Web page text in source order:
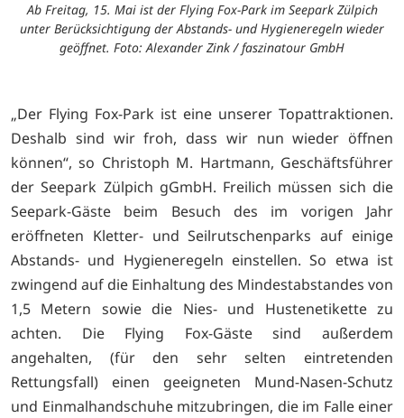
Ab Freitag, 15. Mai ist der Flying Fox-Park im Seepark Zülpich
unter Berücksichtigung der Abstands- und Hygieneregeln wieder
geöffnet. Foto: Alexander Zink / faszinatour GmbH
„Der Flying Fox-Park ist eine unserer Topattraktionen.
Deshalb sind wir froh, dass wir nun wieder öffnen
können“, so Christoph M. Hartmann, Geschäftsführer
der Seepark Zülpich gGmbH. Freilich müssen sich die
Seepark-Gäste beim Besuch des im vorigen Jahr
eröffneten Kletter- und Seilrutschenparks auf einige
Abstands- und Hygieneregeln einstellen. So etwa ist
zwingend auf die Einhaltung des Mindestabstandes von
1,5 Metern sowie die Nies- und Hustenetikette zu
achten. Die Flying Fox-Gäste sind außerdem
angehalten, (für den sehr selten eintretenden
Rettungsfall) einen geeigneten Mund-Nasen-Schutz
und Einmalhandschuhe mitzubringen, die im Falle einer